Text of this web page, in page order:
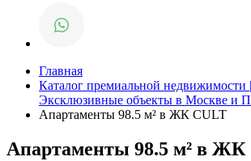
Главная
Каталог премиальной
Эксклюзивные объекты в Москве и
Апартаменты 98.5 м² в ЖК CULT
Апартаменты 98.5 м² в ЖК